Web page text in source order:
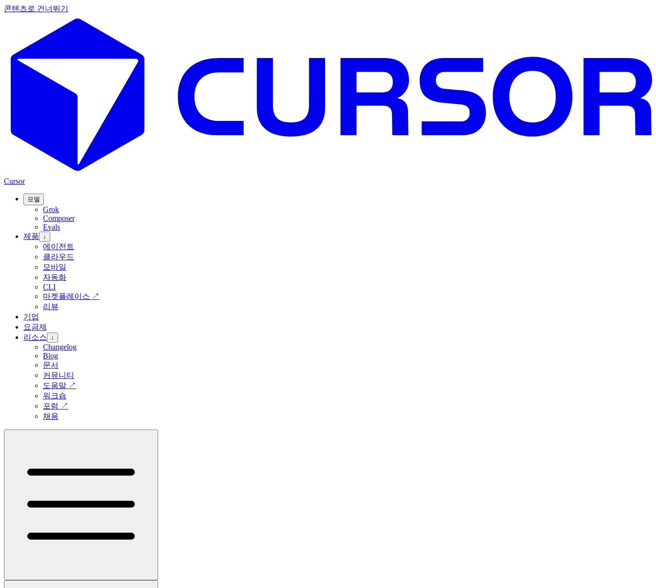
콘텐츠로 건너뛰기
Cursor
모델
Grok
Composer
Evals
제품
↓
에이전트
클라우드
모바일
자동화
CLI
마켓플레이스 ↗
리뷰
기업
요금제
리소스
↓
Changelog
Blog
문서
커뮤니티
도움말 ↗
워크숍
포럼 ↗
채용